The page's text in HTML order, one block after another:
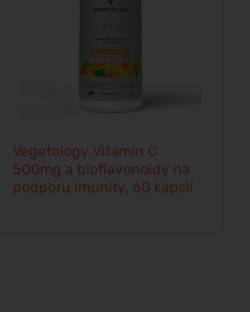
Vegetology Vitamín C
500mg a bioflavonoidy na
podporu imunity, 60 kapslí